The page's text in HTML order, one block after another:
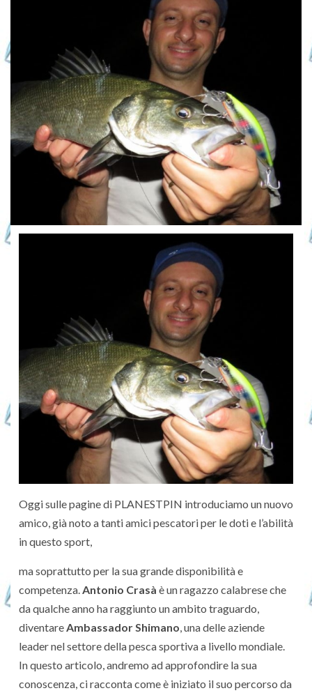
Oggi sulle pagine di PLANESTPIN introduciamo un nuovo
amico, già noto a tanti amici pescatori per le doti e l’abilità
in questo sport,
ma soprattutto per la sua grande disponibilità e
competenza.Antonio Crasà è un ragazzo calabrese che
da qualche anno ha raggiunto un ambito traguardo,
diventareAmbassador Shimano, una delle aziende
leader nel settore della pesca sportiva a livello mondiale.
In questo articolo, andremo ad approfondire la sua
conoscenza, ci racconta come è iniziato il suo percorso da